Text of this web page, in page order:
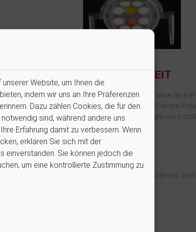
Website, um Ihnen die
indem wir uns an Ihre Präferenzen
Dazu zählen Cookies, die für den
sind, während andere uns
Erfahrung damit zu verbessern. Wenn
erklären Sie sich mit der
einverstanden. Sie können jedoch die
um eine kontrollierte Zustimmung zu
VIELSEITIGKEIT
Die Polaris LED OP-Lampe kann in jeder RAL-Farbe
Anforderungen gerecht zu werden. Die OP-Lampe
Zahnarztpraxis installiert werden, da eine Vielzahl von
gegeben ist.
von Installationen geeignet. Sie stellt ein komplettes
schön gestaltet ist.